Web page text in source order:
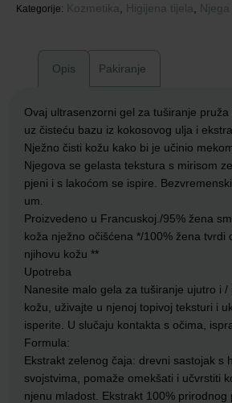
Kategorije: Kozmetika Higijena tijela Njega
Opis Pakiranje
Ovaj ultrasenzorni gel za tuširanje
uz čisteću bazu iz kokosovog ulja i
Nježno čisti kožu kako bi je učinio
Njegova se gelasta tekstura s mirisom
pjeni i s lakoćom se ispire.
um.
Proizvedeno u Francuskoj./95% žena
koža nježno očišćena */100% žena tvrdi
njihovu kožu **
Upotreba
Nanesite malo gela za tuširanje ujutro i /
kožu, uživajte u njenoj topivoj teksturi i
isperite. U slučaju kontakta s očima,
Formula:
Ekstrakt zelenog čaja: drevni sastojak s
svojstvima, pomaže omekšati i učvrstiti
njenu mladost. Ekstrakt 100% prirodnog